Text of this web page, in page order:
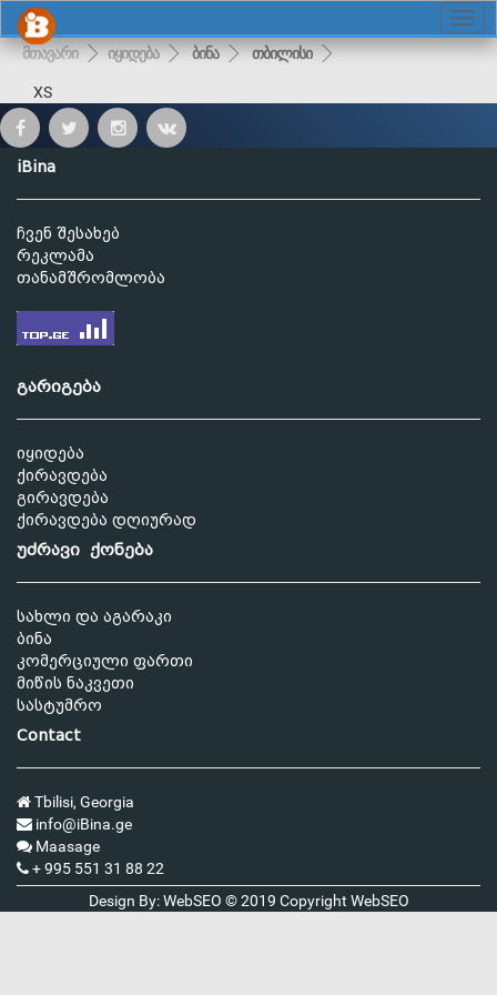
მთავარი იყიდება ბინა თბილისი
XS
iBina
ჩვენ შესახებ
რეკლამა
თანამშრომლობა
გარიგება
იყიდება
ქირავდება
გირავდება
ქირავდება დღიურად
უძრავი ქონება
სახლი და აგარაკი
ბინა
კომერციული ფართი
მიწის ნაკვეთი
სასტუმრო
Contact
Tbilisi, Georgia
info@iBina.ge
Maasage
+ 995 551 31 88 22
Design By: WebSEO © 2019 Copyright WebSEO